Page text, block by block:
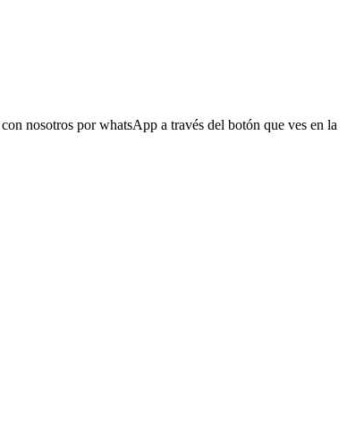
nosotros por whatsApp a través del botón que ves en la